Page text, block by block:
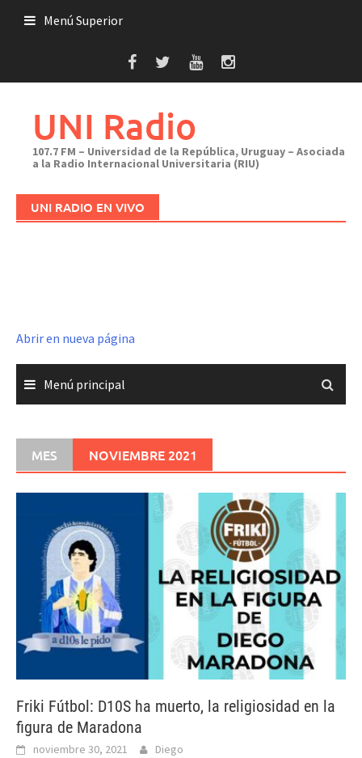
Menú Superior
UNI Radio
107.7 FM – Universidad de la República, Uruguay – Asociada
a la Radio Internacional Universitaria (RIU)
UNI RADIO EN VIVO
Abrir en nueva página
Menú principal
MES NOVIEMBRE 2021
Friki Fútbol: D10S ha muerto, la religiosidad en la
figura de Maradona
noviembre 30, 2021 Diego